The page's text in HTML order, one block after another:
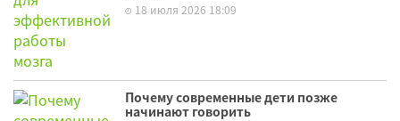
18 июля 2026 18:09
Почему современные дети позже
начинают говорить